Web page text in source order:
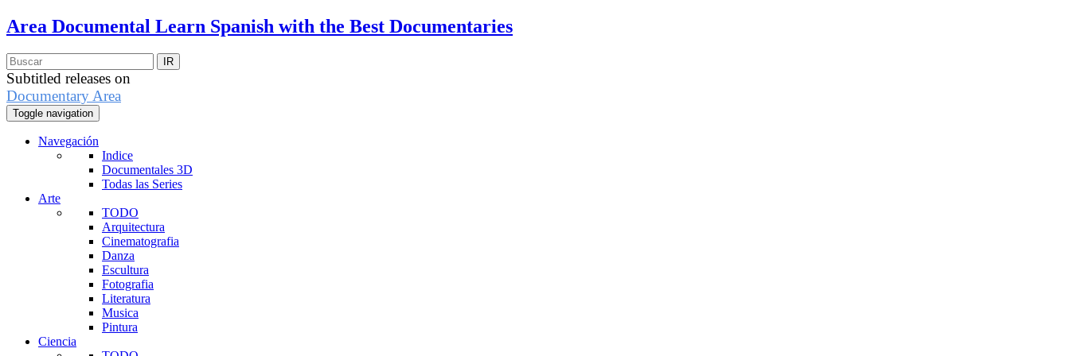
Area Documental Learn Spanish with the Best Documentaries
Subtitled releases on
Documentary Area
Toggle navigation
Navegación
Indice
Documentales 3D
Todas las Series
Arte
TODO
Arquitectura
Cinematografia
Danza
Escultura
Fotografia
Literatura
Musica
Pintura
Ciencia